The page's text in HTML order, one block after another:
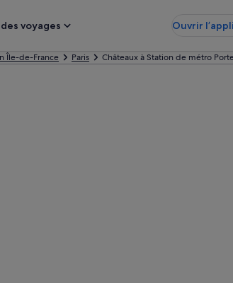
voyages
Ouvrir l’appli
Île-de-France Paris Châteaux à Station de métro